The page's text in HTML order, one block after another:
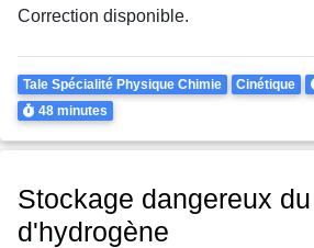
Correction disponible.
Theme
Tale Spécialité Physique Chimie Cinétique
Durée
48 minutes
Stockage dangereux
d'hydrogène